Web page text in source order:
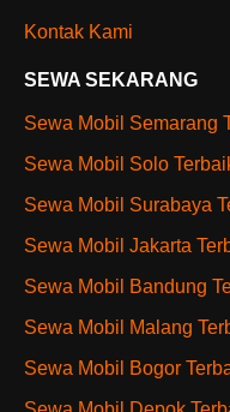
Kontak Kami
SEWA SEKARANG
Sewa Mobil Semarang
Sewa Mobil Solo
Sewa Mobil Surabaya
Sewa Mobil Jakarta
Sewa Mobil Bandung
Sewa Mobil Malang
Sewa Mobil Bogor